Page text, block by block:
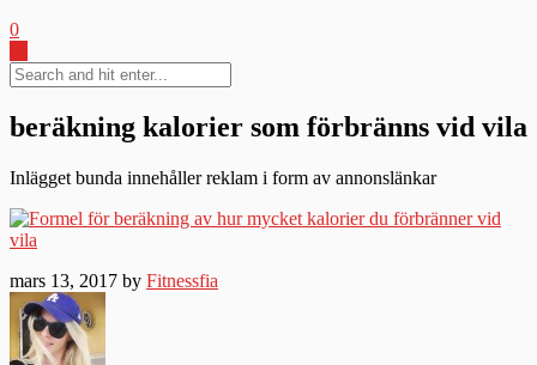
0
beräkning kalorier som förbränns vid vila
Inlägget bunda innehåller reklam i form av annonslänkar
mars 13, 2017 by Fitnessfia